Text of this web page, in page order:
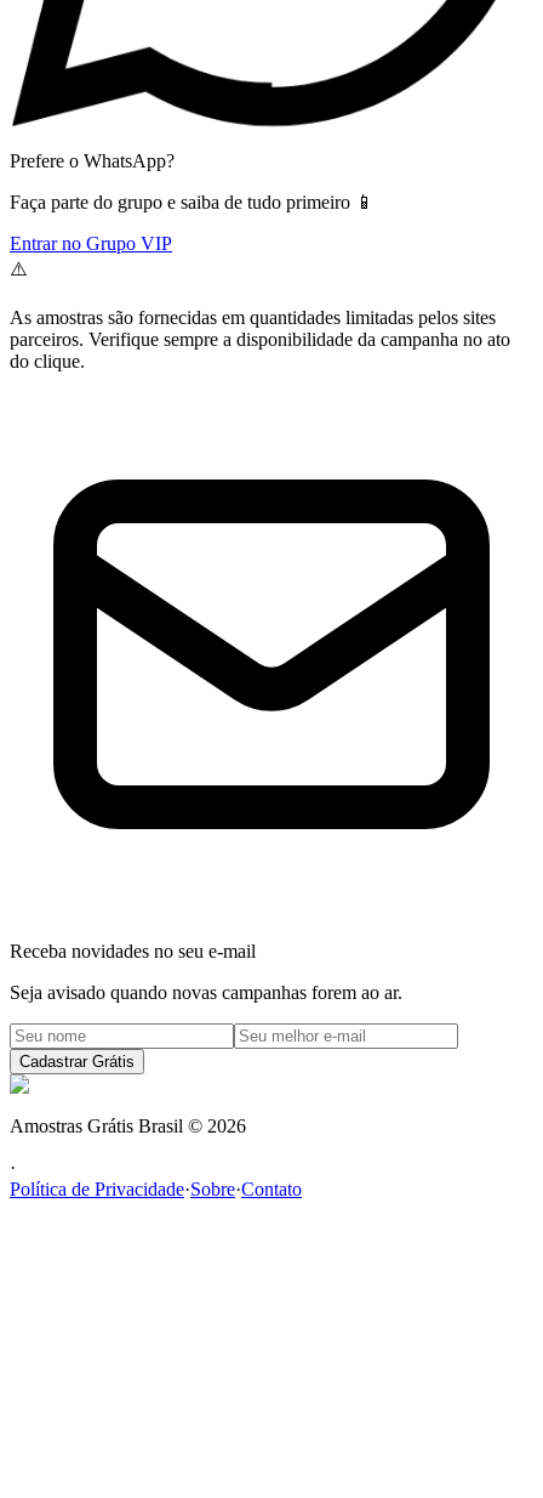
Prefere o WhatsApp?
Faça parte do grupo e saiba de tudo primeiro 📱
Entrar no Grupo VIP
⚠️
As amostras são fornecidas em quantidades limitadas pelos sites
parceiros. Verifique sempre a disponibilidade da campanha no ato
do clique.
Receba novidades no seu e-mail
Seja avisado quando novas campanhas forem ao ar.
Cadastrar Grátis
Amostras Grátis Brasil © 2026
·
Política de Privacidade·Sobre·Contato